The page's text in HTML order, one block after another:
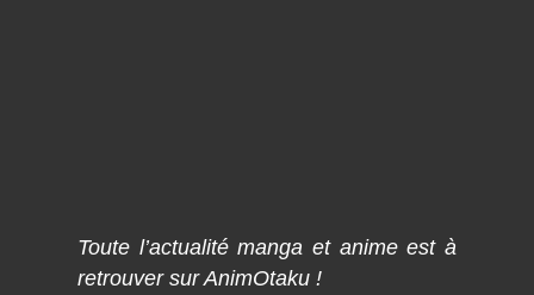
Toute l’actualité manga et anime est à
retrouver sur AnimOtaku !